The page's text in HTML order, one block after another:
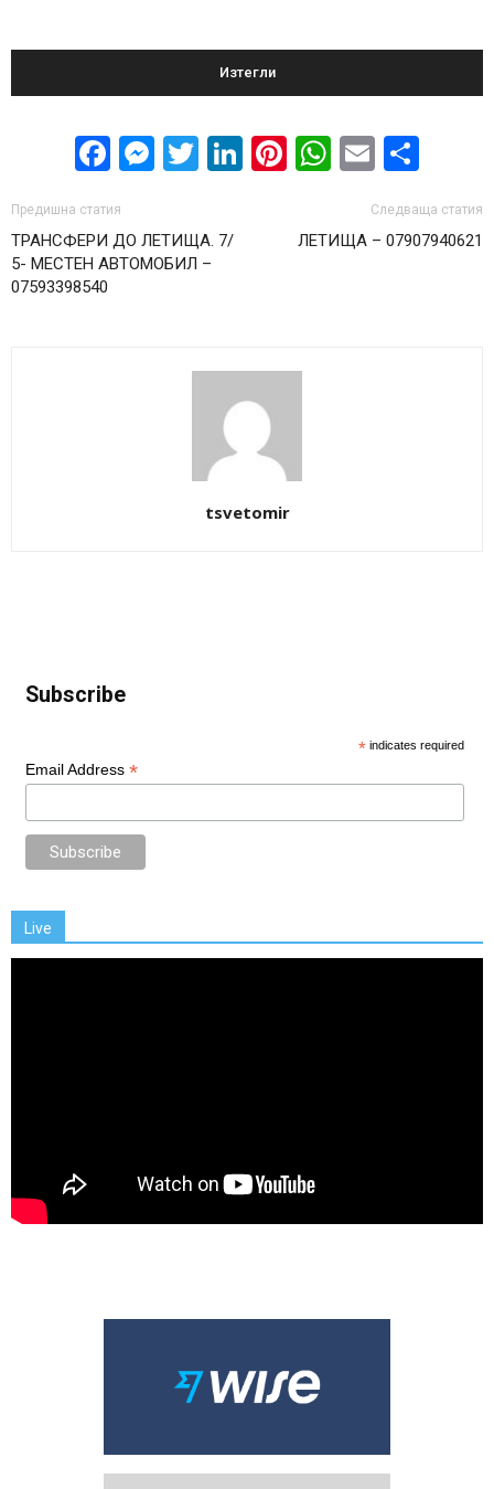
Изтегли
Facebook
Messenger
Twitter
LinkedIn
Pinterest
WhatsApp
Email
Предишна статия
ТРАНСФЕРИ ДО ЛЕТИЩА. 7/
5- МЕСТЕН АВТОМОБИЛ –
07593398540
Следваща статия
ЛЕТИЩА – 07907940621
tsvetomir
Subscribe
* indicates required
Email Address *
Live